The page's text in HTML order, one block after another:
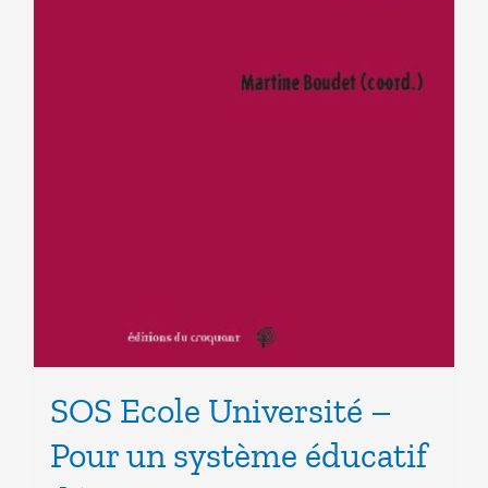
SOS Ecole Université –
Pour un système éducatif